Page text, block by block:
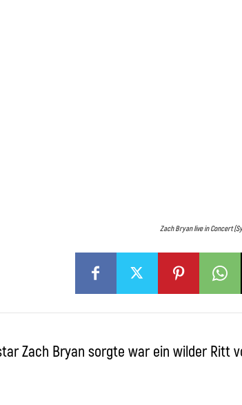
Zach Bryan live in Concert
Zach Bryan sorgte war ein wilder Ritt